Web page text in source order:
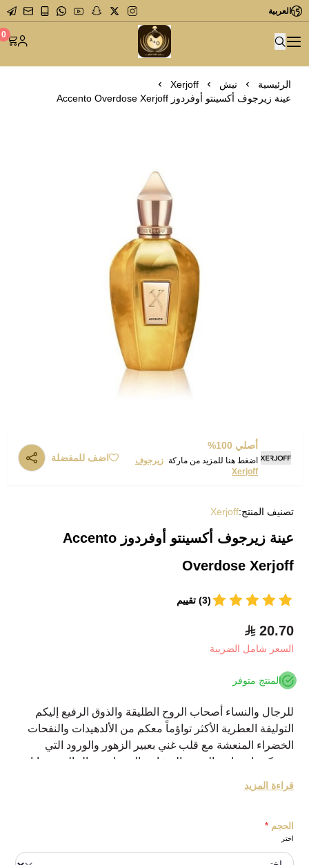
العربية
متجر عاشق العطور 0
الرئيسية نيش
Xerjoff
عينة زيرجوف أكسينتو أوفردوز Accento Overdose Xerjoff
أصلي 100%
اضغط هنا للمزيد من ماركة زيرجوف
Xerjoff
اضف للمفضلة
تصنيف المنتج:Xerjoff
عينة زيرجوف أكسينتو أوفردوز Accento
Overdose Xerjoff
(3) تقييم
20.70
السعر شامل الضريبة
المنتج متوفر
للرجال والنساء أصحاب الروح الطليقة والذوق الرفيع إليكم
التوليفة العطرية الأكثر تواؤماً معكم من الألدهيدات والنفحات
الخضراء المنعشة مع قلب غني بعبير الزهور والورود التي
تغمركم بإحساس الحب والمشاعر الرومانسية الحالمة ونهايات
هادئة ومريحة تختم يومكم الحافل بكل نعومة وسكينة
نبذة عن الماركة:
العطور من المكونات النادرة والانيقة من جميع أنحاء العالم، تُباع
عطور العلامة التجارية في أسواق عديدة حول العالم
قراءة المزيد
الحجم *
اختر